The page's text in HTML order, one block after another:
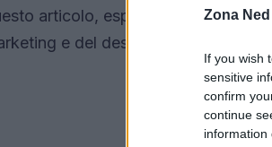
Zona Ned
If you wish
sensitive
confirm
continue
information
articolo, esploreremo le
e del design moderno,